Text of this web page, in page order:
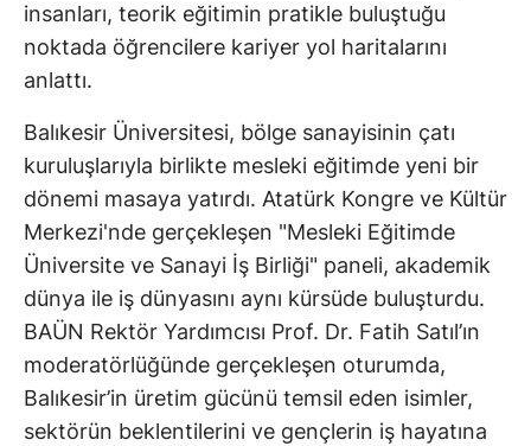
insanları, teorik eğitimin pratikle buluştuğu
noktada öğrencilere kariyer yol haritalarını
anlattı.
Balıkesir Üniversitesi, bölge sanayisinin çatı
kuruluşlarıyla birlikte mesleki eğitimde yeni bir
dönemi masaya yatırdı. Atatürk Kongre ve Kültür
Merkezi'nde gerçekleşen "Mesleki Eğitimde
Üniversite ve Sanayi İş Birliği" paneli, akademik
dünya ile iş dünyasını aynı kürsüde buluşturdu.
BAÜN Rektör Yardımcısı Prof. Dr. Fatih Satıl’ın
moderatörlüğünde gerçekleşen oturumda,
Balıkesir’in üretim gücünü temsil eden isimler,
sektörün beklentilerini ve gençlerin iş hayatına